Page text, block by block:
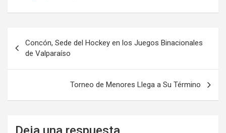
Concón, Sede del Hockey en los Juegos Binacionales
de Valparaíso
Torneo de Menores Llega a Su Término